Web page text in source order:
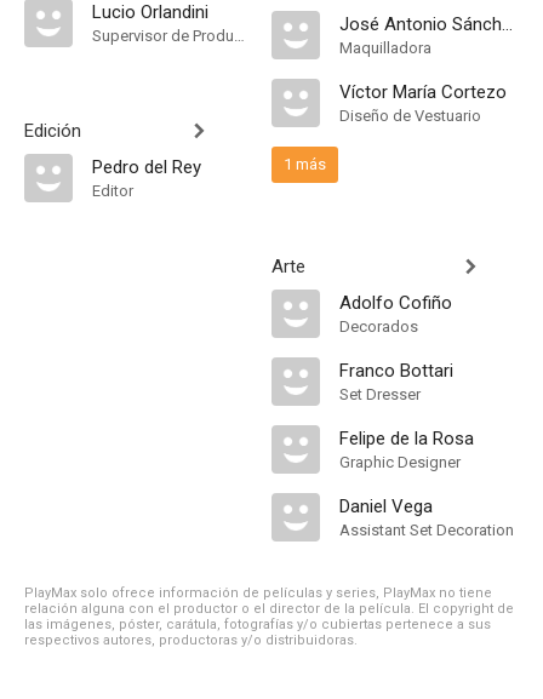
Lucio Orlandini
Supervisor de Producción
Edición
Pedro del Rey
Editor
José Antonio Sánchez
Maquilladora
Víctor María Cortezo
Diseño de Vestuario
1 más
Arte
Adolfo Cofiño
Decorados
Franco Bottari
Set Dresser
Felipe de la Rosa
Graphic Designer
Daniel Vega
Assistant Set Decoration
PlayMax solo ofrece información de películas y series, PlayMax no tiene
relación alguna con el productor o el director de la película. El copyright de
las imágenes, póster, carátula, fotografías y/o cubiertas pertenece a sus
respectivos autores, productoras y/o distribuidoras.